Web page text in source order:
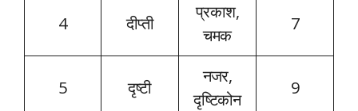
4 दीप्ती
प्रकाश,
चमक
7
5 दृष्टी
नजर,
दृष्टिकोन
9